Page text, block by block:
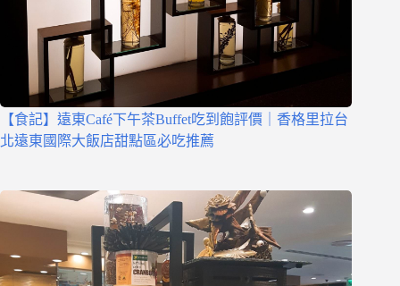
【食記】遠東Café下午茶Buffet吃到飽評價｜香格里拉台
北遠東國際大飯店甜點區必吃推薦